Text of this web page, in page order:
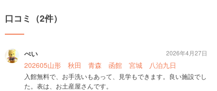
口コミ（2件）
ぺい
202605山形 秋田 青森 函館 宮城 八泊九日
入館無料で、お手洗いもあって、見学もできます。良い施設でし
た。表は、お土産屋さんです。
2026年4月27日